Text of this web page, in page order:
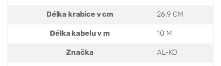
Délka krabice v cm 26.9 CM
Délka kabelu v m 10 M
Značka AL-KO